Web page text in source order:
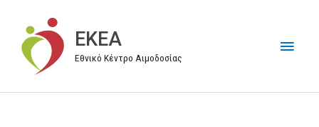
περιεχόμενο
EKEA
Εθνικό Κέντρο Αιμοδοσίας